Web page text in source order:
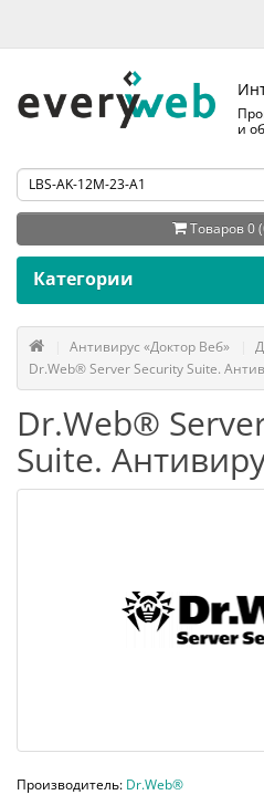
и
Товаров 0
Категории
Антивирус «Доктор Веб»
Dr.Web® Server Security Suite.
Dr.Web®
Suite.
Производитель: Dr.Web®